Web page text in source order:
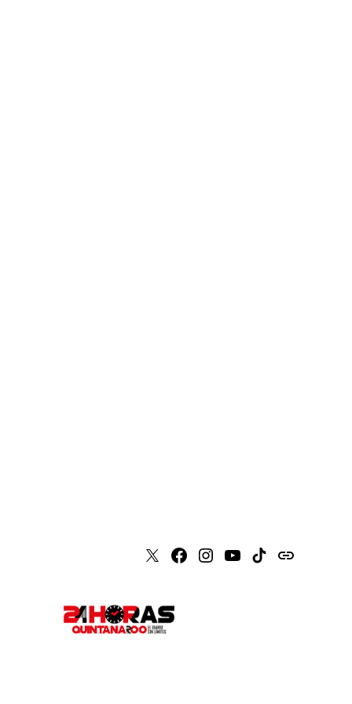
X Faceboook
Instagram
Youtube
Tiktokissuu